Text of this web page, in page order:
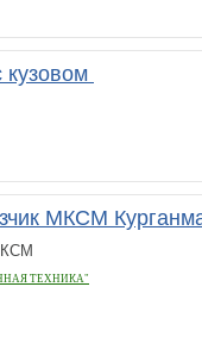
кузовом
МКСМ
ТЕХНИКА"